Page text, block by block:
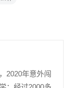
2020年意外闯